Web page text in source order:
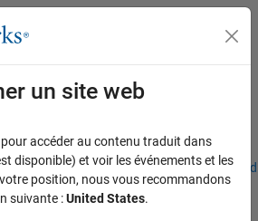
Adresses de nos bureaux
un site web
accéder au contenu traduit dans
disponible) et voir les événements et les
position, nous vous recommandons
suivante :United States.